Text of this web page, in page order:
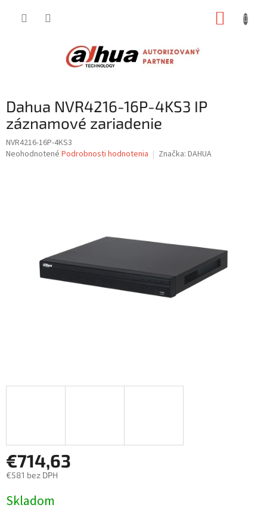
Dahua NVR4216-16P-4KS3 IP
záznamové zariadenie
NVR4216-16P-4KS3
Priemerné
Neohodnotené Podrobnosti hodnotenia Značka: DAHUA
€714,63
€581 bez DPH
cena:
Skladom